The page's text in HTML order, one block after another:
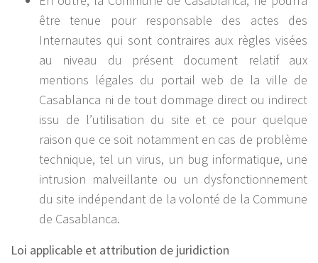
être tenue pour responsable des actes des
Internautes qui sont contraires aux règles visées
au niveau du présent document relatif aux
mentions légales du portail web de la ville de
Casablanca ni de tout dommage direct ou indirect
issu de l’utilisation du site et ce pour quelque
raison que ce soit notamment en cas de problème
technique, tel un virus, un bug informatique, une
intrusion malveillante ou un dysfonctionnement
du site indépendant de la volonté de la Commune
de Casablanca.
Loi applicable et attribution de juridiction